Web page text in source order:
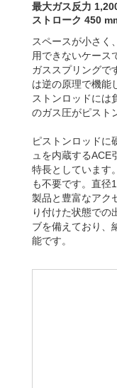
最大ガス反力
ストローク 450
スペースが小さく
用できないケース
ガススプリングで
は逆の原理で機能
ストンロッドには
のガス圧がピスト
ピストンロッドに
ュを内蔵するACE
特長としています
も不要です。直径
製品と豊富なアク
り付けた状態での
ブを備えており、
能です。